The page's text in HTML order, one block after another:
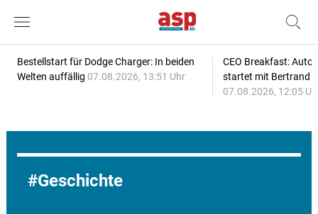
Bestellstart für Dodge Charger: In beiden
Welten auffällig 07.08.2026, 13:51 Uhr
CEO Breakfast:
startet mit Bertrand
07.08.2026, 12:05
Geschichte